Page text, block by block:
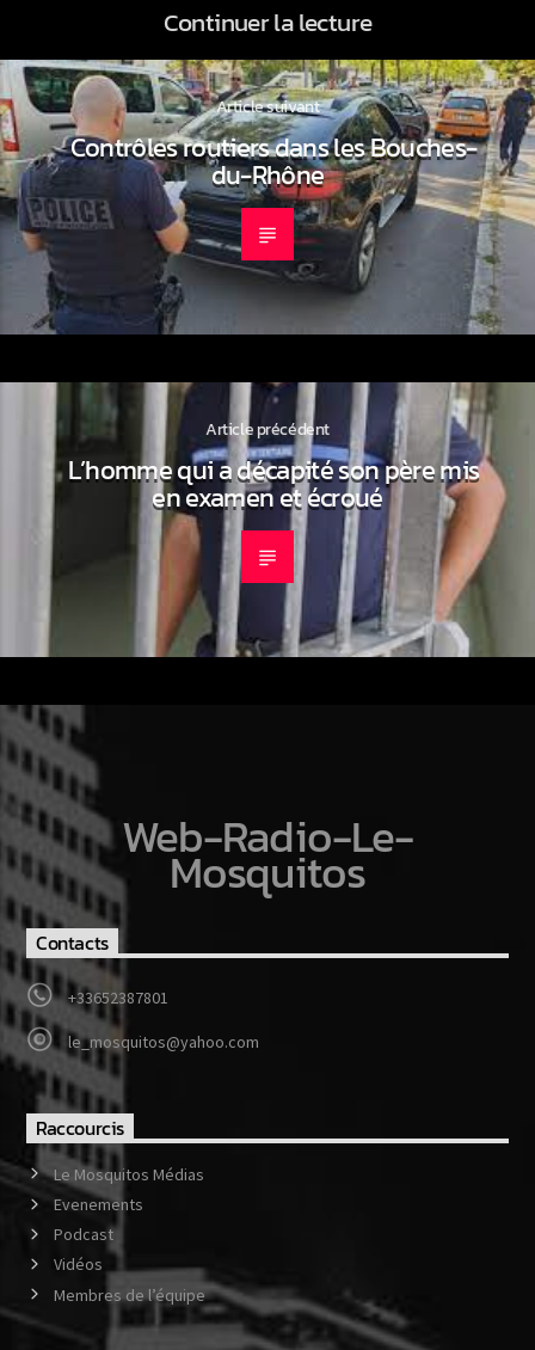
Continuer la lecture
Article suivant
Contrôles routiers dans les Bouches-
du-Rhône
Article précédent
L’homme qui a décapité son père mis
en examen et écroué
Web-Radio-Le-
Mosquitos
Contacts
+33652387801
le_mosquitos@yahoo.com
Raccourcis
Le Mosquitos Médias
Evenements
Podcast
Vidéos
Membres de l’équipe